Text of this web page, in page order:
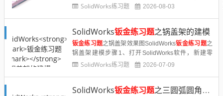
SolidWorks练习题比较吃力，建议看我们的视频练
SolidWorks练习题 2026-08-03
SolidWorks钣金练习题之锅盖架的建模
钣金练习题之锅盖架效果图SolidWorks钣金练习题之
锅盖架建模步骤1、打开SolidWorks软件，新建零
件，然后【基体法兰】【右视基准面】画矩形，两侧
SolidWorks练习题 2026-07-09
SolidWorks钣金练习题之三圆弧圆角球面折弯建模，其中一个思路